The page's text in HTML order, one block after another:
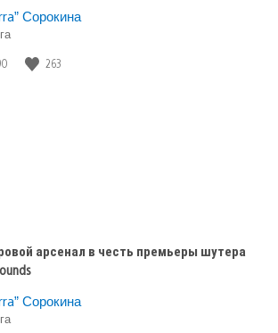
Сорокина
263
арсенал в честь премьеры шутера
Сорокина